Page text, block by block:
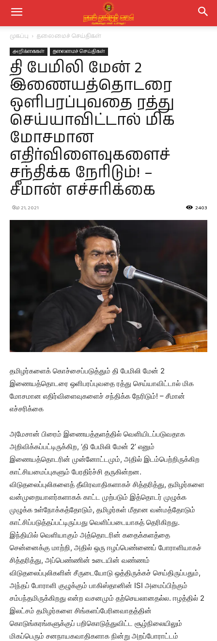
முகப்பு தலைமைச் செய்திகள்
அறிக்கைகள் தலைமைச் செய்திகள்
தி பேமிலி மேன் 2
இணையத்தொடரை
ஒளிபரப்புவதை ரத்து
செய்யாவிட்டால் மிக
மோசமான
எதிர்விளைவுகளைச்
சந்திக்க நேரிடும்! –
சீமான் எச்சரிக்கை
மே 21, 2021 2403
தமிழர்களைக் கொச்சைப்படுத்தும் தி பேமிலி மேன் 2
இணையத்தொடரை ஒளிபரப்புவதை ரத்து செய்யாவிட்டால் மிக
மோசமான எதிர்விளைவுகளைச் சந்திக்க நேரிடும்! – சீமான்
எச்சரிக்கை
அமேசான் பிரைம் இணையத்தளத்தில் வெளியிடப்படுவதாக
அறிவிக்கப்பட்டிருக்கிற, ‘தி பேமிலி மேன் 2’ எனும்
இணையத்தொடரின் முன்னோட்டமும், அதில் இடம்பெற்றிருக்கிற
காட்சியமைப்புகளும் பேரதிர்ச்சி தருகின்றன.
விடுதலைப்புலிகளைத் தீவிரவாதிகளாகச் சித்தரித்து, தமிழர்களை
வன்முறையாளர்களாகக் காட்ட முற்படும் இத்தொடர் முழுக்க
முழுக்க உள்நோக்கத்தோடும், தமிழர்கள் மீதான வன்மத்தோடும்
காட்சிப்படுத்தப்பட்டிருப்பது வெளிப்படையாகத் தெரிகிறது.
இந்தியில் வெளியாகும் அத்தொடரின் கதைக்களத்தை
சென்னைக்கு மாற்றி, அதில் ஒரு ஈழப்பெண்ணைப் போராளியாகச்
சித்தரித்து, அப்பெண்ணின் உடையின் வண்ணம்
விடுதலைப்புலிகளின் சீருடையோடு ஒத்திருக்கச் செய்திருப்பதும்,
அந்தப் போராளி குழுக்கும் பாகிஸ்தானின் ISI அமைப்பிற்கும்
சம்பந்தமிருக்கிறது என்ற வசனமும் தற்செயலானதல்ல. ஈழத்தில் 2
இலட்சம் தமிழர்களை சிங்களப்பேரினவாதத்தின்
கொடுங்கரங்களுக்குப் பறிகொடுத்துவிட்ட சூழ்நிலையிலும்
மிகப்பெரும் சனநாயகவாதிகளாக நின்று அறப்போராட்டம்